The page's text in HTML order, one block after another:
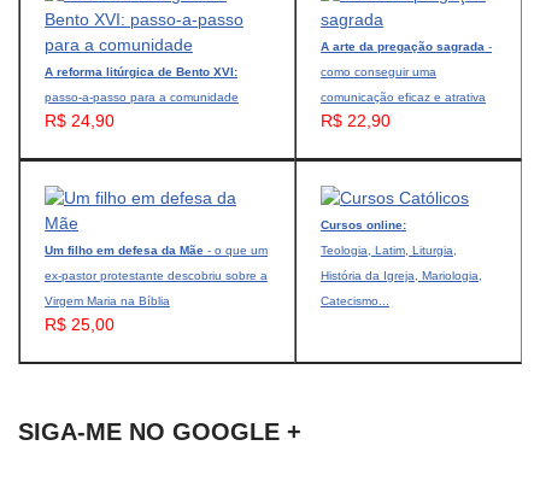
A reforma litúrgica de Bento XVI:
passo-a-passo para a comunidade
R$ 24,90
A arte da pregação sagrada -
como conseguir uma
comunicação eficaz e atrativa
R$ 22,90
Um filho em defesa da Mãe - o que um
ex-pastor protestante descobriu sobre a
Virgem Maria na Bíblia
R$ 25,00
Cursos online:
Teologia, Latim, Liturgia,
História da Igreja, Mariologia,
Catecismo...
SIGA-ME NO GOOGLE +